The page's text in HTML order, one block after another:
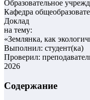
Образовательное
Кафедра
Доклад
на тему:
«Землянка, как
Выполнил: студент(ка)
Проверил:
2026
Содержание